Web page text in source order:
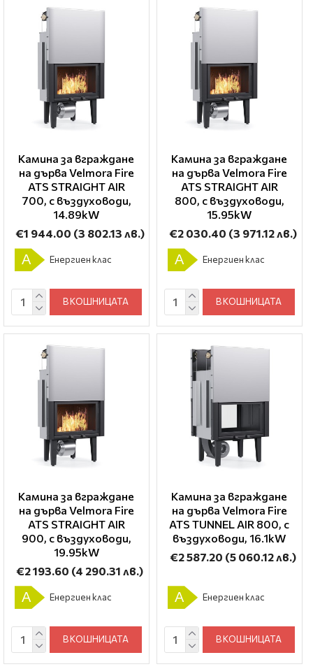
Камина за вграждане
на дърва Velmora Fire
ATS STRAIGHT AIR
700, с въздуховоди,
14.89kW
€1 944.00 (3 802.13 лв.)
A Енергиен клас
В КОШНИЦАТА
Камина за вграждане
на дърва Velmora Fire
ATS STRAIGHT AIR
800, с въздуховоди,
15.95kW
€2 030.40 (3 971.12 лв.)
A Енергиен клас
В КОШНИЦАТА
Камина за вграждане
на дърва Velmora Fire
ATS STRAIGHT AIR
900, с въздуховоди,
19.95kW
€2 193.60 (4 290.31 лв.)
A Енергиен клас
В КОШНИЦАТА
Камина за вграждане
на дърва Velmora Fire
ATS TUNNEL AIR 800, с
въздуховоди, 16.1kW
€2 587.20 (5 060.12 лв.)
A Енергиен клас
В КОШНИЦАТА